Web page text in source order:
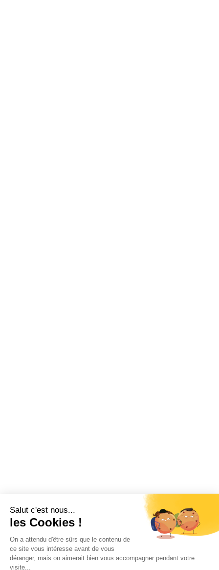
Salut c'est nous...
les Cookies !
On a attendu d'être sûrs que le contenu de
ce site vous intéresse avant de vous
déranger, mais on aimerait bien vous accompagner pendant votre
visite...